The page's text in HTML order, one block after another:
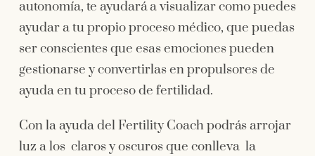
autonomía, te ayudará a visualizar como puedes
ayudar a tu propio proceso médico, que puedas
ser conscientes que esas emociones pueden
gestionarse y convertirlas en propulsores de
ayuda en tu proceso de fertilidad.
Con la ayuda del Fertility Coach podrás arrojar
luz a los claros y oscuros que conlleva la